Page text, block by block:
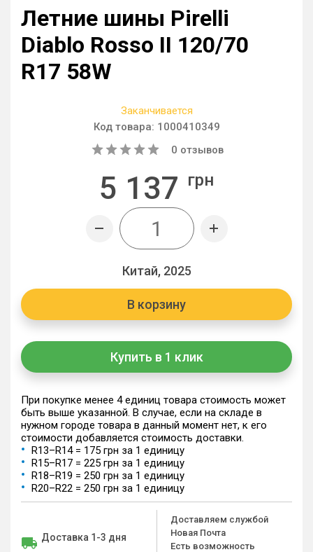
Летние шины Pirelli
Diablo Rosso II 120/70
R17 58W
Заканчивается
Код товара: 1000410349
0 отзывов
5 137 грн
Китай, 2025
В корзину
Купить в 1 клик
При покупке менее 4 единиц товара стоимость может
быть выше указанной. В случае, если на складе в
нужном городе товара в данный момент нет, к его
стоимости добавляется стоимость доставки.
R13–R14 = 175 грн за 1 единицу
R15–R17 = 225 грн за 1 единицу
R18–R19 = 250 грн за 1 единицу
R20–R22 = 250 грн за 1 единицу
Доставка 1-3 дня
Доставляем службой
Новая Почта
Есть возможность